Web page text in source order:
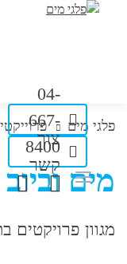
04-
667-
8400
צור
קשר
פלגי מים
מים וביוב
מגוון פרויקטים